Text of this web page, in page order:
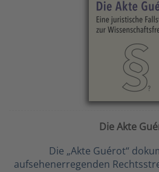
Die Akte
Die „Akte Guérot“
aufsehenerregenden